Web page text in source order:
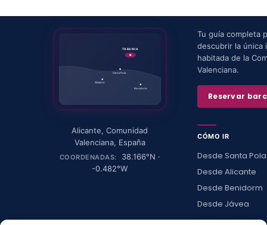
TABARCA
Santa Pola
Alicante
Benidorm
Alicante,Comunidad
Valenciana, España
COORDENADAS: 38.166°N ·
-0.482°W
Tu guía completa
descubrir la única
habitada de la
Valenciana.
Reservar
CÓMO IR
Desde Santa Pola
Desde Alicante
Desde Benidorm
Desde Jávea